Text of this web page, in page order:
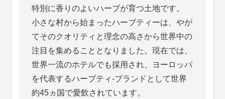
特別に香りのよいハーブが育つ土地です。
小さな村から始まったハーブティーは、やが
てそのクオリティと理念の高さから世界中の
注目を集めることとなりました。現在では、
世界一流のホテルでも採用され、ヨーロッパ
を代表するハーブティ-ブランドとして世界
約45ヵ国で愛飲されています。